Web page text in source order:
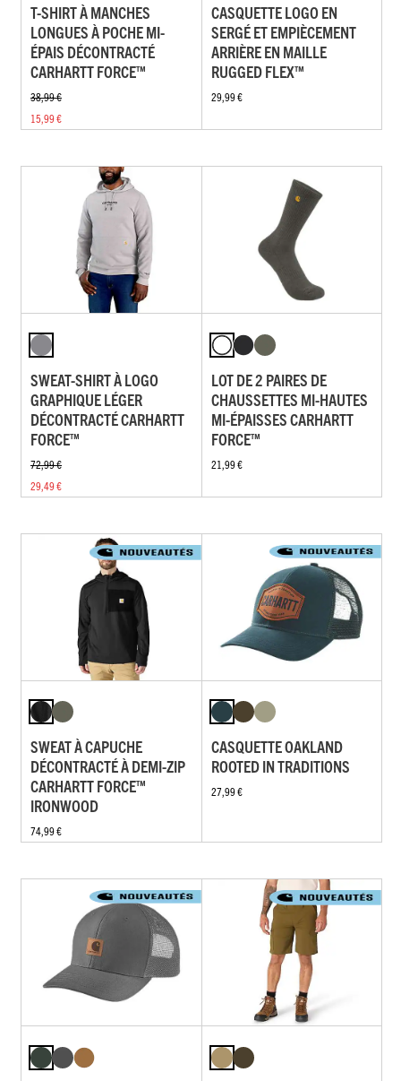
T-SHIRT À MANCHES
LONGUES À POCHE MI-
ÉPAIS DÉCONTRACTÉ
CARHARTT FORCE™
38,99 €
15,99 €
CASQUETTE LOGO EN
SERGÉ ET EMPIÈCEMENT
ARRIÈRE EN MAILLE
RUGGED FLEX™
29,99 €
SWEAT-SHIRT À LOGO
GRAPHIQUE LÉGER
DÉCONTRACTÉ CARHARTT
FORCE™
72,99 €
29,49 €
LOT DE 2 PAIRES DE
CHAUSSETTES MI-HAUTES
MI-ÉPAISSES CARHARTT
FORCE™
21,99 €
SWEAT À CAPUCHE
DÉCONTRACTÉ À DEMI-ZIP
CARHARTT FORCE™
IRONWOOD
74,99 €
CASQUETTE OAKLAND
ROOTED IN TRADITIONS
27,99 €